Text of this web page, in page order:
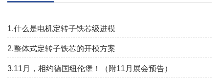
1.什么是电机定转子铁芯级进模
2.整体式定转子铁芯的开模方案
3.11月，相约德国纽伦堡！（附11月展会预告）